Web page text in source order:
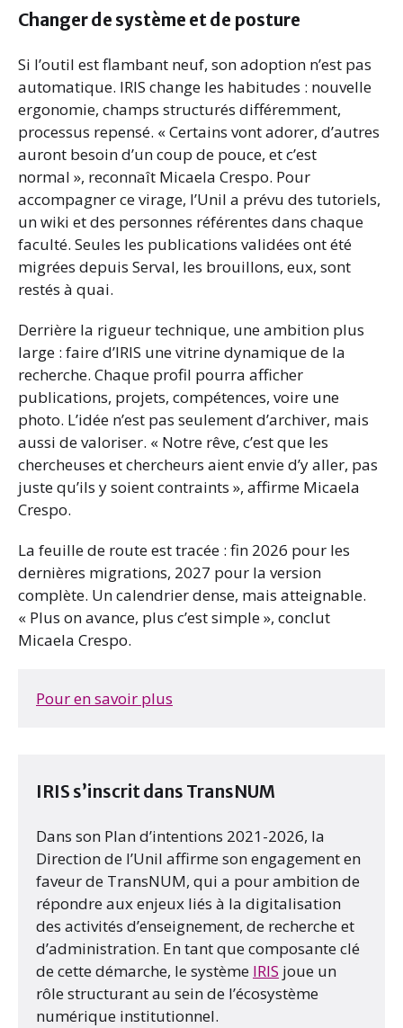
Changer de système et de posture
Si l’outil est flambant neuf, son adoption n’est pas
automatique. IRIS change les habitudes : nouvelle
ergonomie, champs structurés différemment,
processus repensé. « Certains vont adorer, d’autres
auront besoin d’un coup de pouce, et c’est
normal », reconnaît Micaela Crespo. Pour
accompagner ce virage, l’Unil a prévu des tutoriels,
un wiki et des personnes référentes dans chaque
faculté. Seules les publications validées ont été
migrées depuis Serval, les brouillons, eux, sont
restés à quai.
Derrière la rigueur technique, une ambition plus
large : faire d’IRIS une vitrine dynamique de la
recherche. Chaque profil pourra afficher
publications, projets, compétences, voire une
photo. L’idée n’est pas seulement d’archiver, mais
aussi de valoriser. « Notre rêve, c’est que les
chercheuses et chercheurs aient envie d’y aller, pas
juste qu’ils y soient contraints », affirme Micaela
Crespo.
La feuille de route est tracée : fin 2026 pour les
dernières migrations, 2027 pour la version
complète. Un calendrier dense, mais atteignable.
« Plus on avance, plus c’est simple », conclut
Micaela Crespo.
Pour en savoir plus
IRIS s’inscrit dans TransNUM
Dans son Plan d’intentions 2021-2026, la
Direction de l’Unil affirme son engagement en
faveur de TransNUM, qui a pour ambition de
répondre aux enjeux liés à la digitalisation
des activités d’enseignement, de recherche et
d’administration. En tant que composante clé
de cette démarche, le système IRIS joue un
rôle structurant au sein de l’écosystème
numérique institutionnel.